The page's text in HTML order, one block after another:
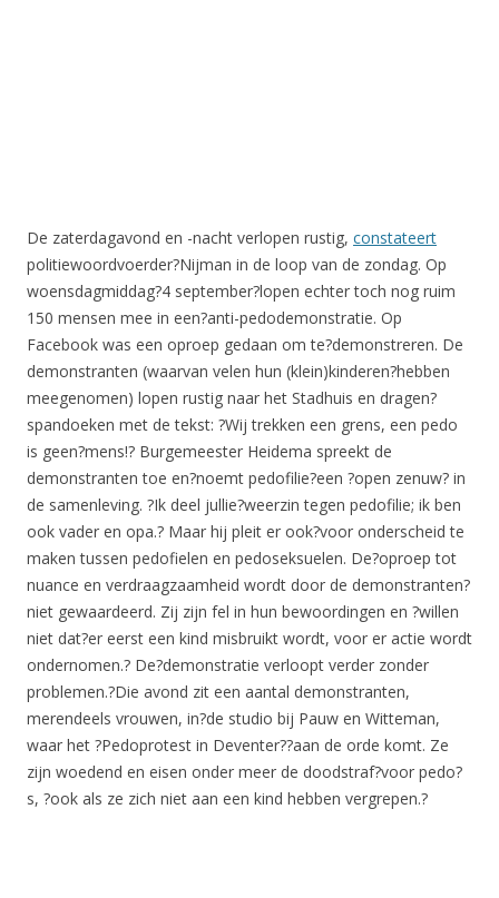
De zaterdagavond en -nacht verlopen rustig, constateert
politiewoordvoerder?Nijman in de loop van de zondag. Op
woensdagmiddag?4 september?lopen echter toch nog ruim
150 mensen mee in een?anti-pedodemonstratie. Op
Facebook was een oproep gedaan om te?demonstreren. De
demonstranten (waarvan velen hun (klein)kinderen?hebben
meegenomen) lopen rustig naar het Stadhuis en dragen?
spandoeken met de tekst: ?Wij trekken een grens, een pedo
is geen?mens!? Burgemeester Heidema spreekt de
demonstranten toe en?noemt pedofilie?een ?open zenuw? in
de samenleving. ?Ik deel jullie?weerzin tegen pedofilie; ik ben
ook vader en opa.? Maar hij pleit er ook?voor onderscheid te
maken tussen pedofielen en pedoseksuelen. De?oproep tot
nuance en verdraagzaamheid wordt door de demonstranten?
niet gewaardeerd. Zij zijn fel in hun bewoordingen en ?willen
niet dat?er eerst een kind misbruikt wordt, voor er actie wordt
ondernomen.? De?demonstratie verloopt verder zonder
problemen.?Die avond zit een aantal demonstranten,
merendeels vrouwen, in?de studio bij Pauw en Witteman,
waar het ?Pedoprotest in Deventer??aan de orde komt. Ze
zijn woedend en eisen onder meer de doodstraf?voor pedo?
s, ?ook als ze zich niet aan een kind hebben vergrepen.?